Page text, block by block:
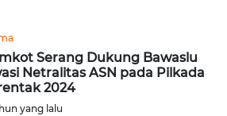
Serang Dukung Bawaslu
Netralitas ASN pada Pilkada
2024
yang lalu